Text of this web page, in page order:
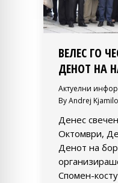
ВЕЛЕС ГО
ДЕНОТ НА
Актуелни
ByAndrej
Денес
Октомври,
Денот на
Спомен-